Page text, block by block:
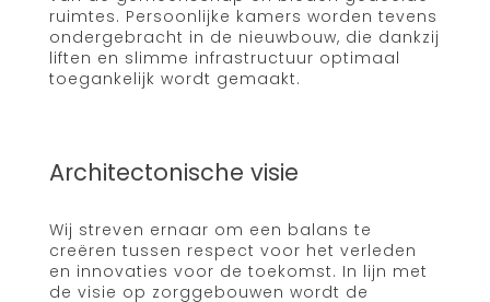
ruimtes. Persoonlijke kamers worden tevens
ondergebracht in de nieuwbouw, die dankzij
liften en slimme infrastructuur optimaal
toegankelijk wordt gemaakt.
Architectonische visie
Wij streven ernaar om een balans te
creëren tussen respect voor het verleden
en innovaties voor de toekomst. In lijn met
de visie op zorggebouwen wordt de